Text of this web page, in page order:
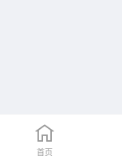
首页